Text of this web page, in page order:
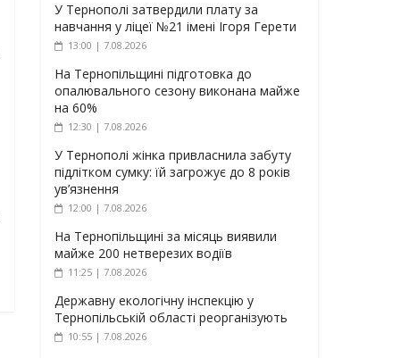
У Тернополі затвердили плату за
навчання у ліцеї №21 імені Ігоря Герети
13:00 | 7.08.2026
На Тернопільщині підготовка до
опалювального сезону виконана майже
на 60%
12:30 | 7.08.2026
У Тернополі жінка привласнила забуту
підлітком сумку: їй загрожує до 8 років
ув’язнення
12:00 | 7.08.2026
На Тернопільщині за місяць виявили
майже 200 нетверезих водіїв
11:25 | 7.08.2026
Державну екологічну інспекцію у
Тернопільській області реорганізують
10:55 | 7.08.2026